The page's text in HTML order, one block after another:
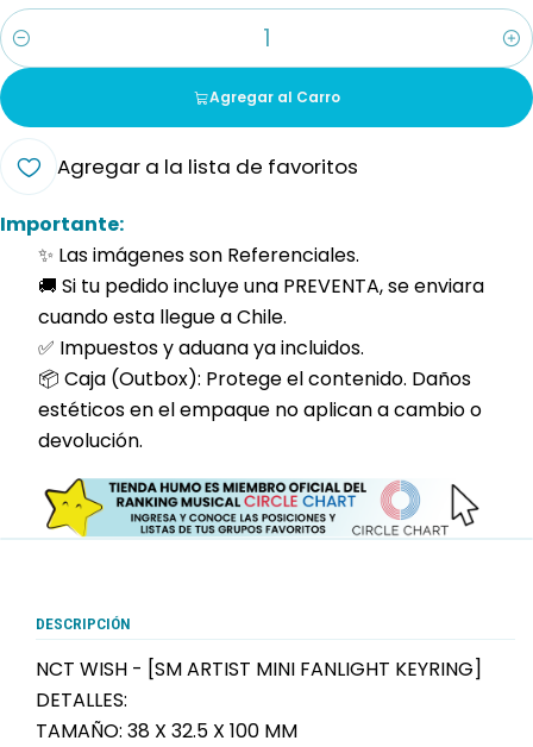
Cantidad
Agregar al Carro
Agregar a la lista de favoritos
Importante:
✨ Las imágenes son Referenciales.
🚚 Si tu pedido incluye una PREVENTA, se enviara
cuando esta llegue a Chile.
✅ Impuestos y aduana ya incluidos.
📦 Caja (Outbox): Protege el contenido. Daños
estéticos en el empaque no aplican a cambio o
devolución.
DESCRIPCIÓN
NCT WISH - [SM ARTIST MINI FANLIGHT KEYRING]
DETALLES:
TAMAÑO: 38 X 32.5 X 100 MM